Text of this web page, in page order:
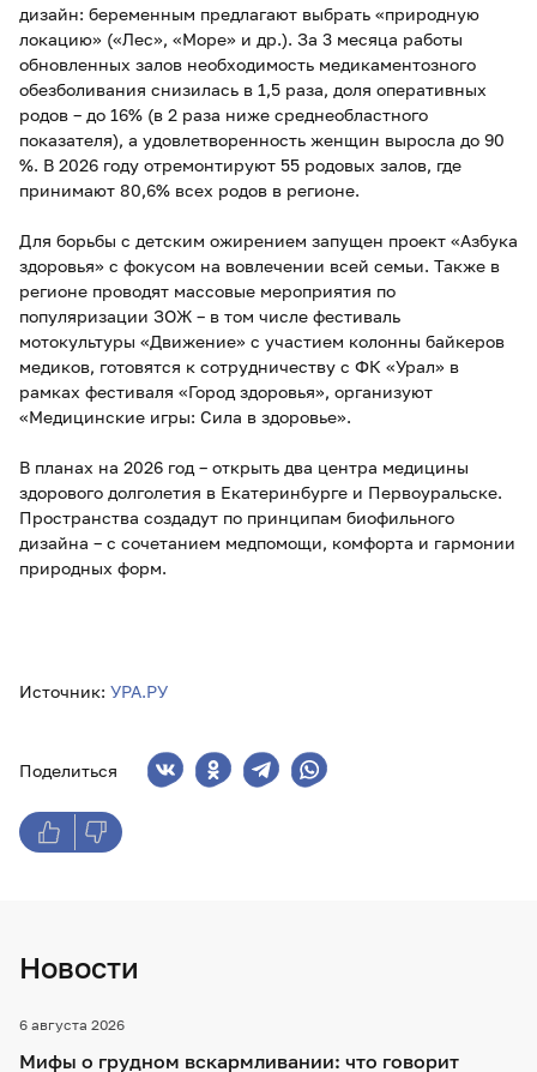
дизайн: беременным предлагают выбрать «природную
локацию» («Лес», «Море» и др.). За 3 месяца работы
обновленных залов необходимость медикаментозного
обезболивания снизилась в 1,5 раза, доля оперативных
родов – до 16% (в 2 раза ниже среднеобластного
показателя), а удовлетворенность женщин выросла до 90
%. В 2026 году отремонтируют 55 родовых залов, где
принимают 80,6% всех родов в регионе.
Для борьбы с детским ожирением запущен проект «Азбука
здоровья» с фокусом на вовлечении всей семьи. Также в
регионе проводят массовые мероприятия по
популяризации ЗОЖ – в том числе фестиваль
мотокультуры «Движение» с участием колонны байкеров
медиков, готовятся к сотрудничеству с ФК «Урал» в
рамках фестиваля «Город здоровья», организуют
«Медицинские игры: Сила в здоровье».
В планах на 2026 год – открыть два центра медицины
здорового долголетия в Екатеринбурге и Первоуральске.
Пространства создадут по принципам биофильного
дизайна – с сочетанием медпомощи, комфорта и гармонии
природных форм.
Источник: УРА.РУ
Поделиться
Новости
6 августа 2026
Мифы о грудном вскармливании: что говорит